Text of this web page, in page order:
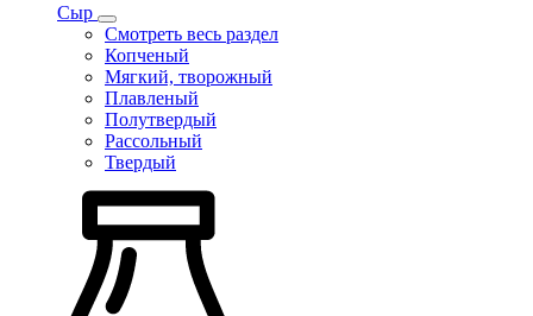
Сыр
Смотреть весь раздел
Копченый
Мягкий, творожный
Плавленый
Полутвердый
Рассольный
Твердый